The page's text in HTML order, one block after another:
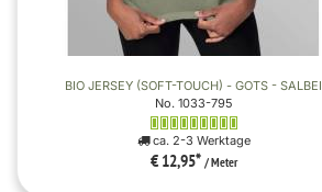
BIO JERSEY (SOFT-TOUCH) - GOTS - SALBEI
No. 1033-795
ca. 2-3 Werktage
€ 12,95* / Meter